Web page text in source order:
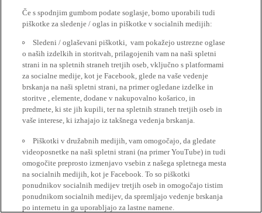
Če s spodnjim gumbom podate soglasje, bomo uporabili tudi
piškotke za sledenje / oglas in piškotke v socialnih medijih:
Sledeni / oglaševani piškotki, vam pokažejo ustrezne oglase
o naših izdelkih in storitvah, prilagojenih vam na naši spletni
strani in na spletnih straneh tretjih oseb, vključno s platformami
za socialne medije, kot je Facebook, glede na vaše vedenje
brskanja na naši spletni strani, na primer ogledane izdelke in
storitve , elemente, dodane v nakupovalno košarico, in
predmete, ki ste jih kupili, ter na spletnih straneh tretjih oseb in
vaše interese, ki izhajajo iz takšnega vedenja brskanja.
Piškotki v družabnih medijih, vam omogočajo, da gledate
videoposnetke na naši spletni strani (na primer YouTube) in tudi
omogočite preprosto izmenjavo vsebin z našega spletnega mesta
na socialnih medijih, kot je Facebook. To so piškotki
ponudnikov socialnih medijev tretjih oseb in omogočajo tistim
ponudnikom socialnih medijev, da spremljajo vedenje brskanja
po internetu in ga uporabljajo za lastne namene.